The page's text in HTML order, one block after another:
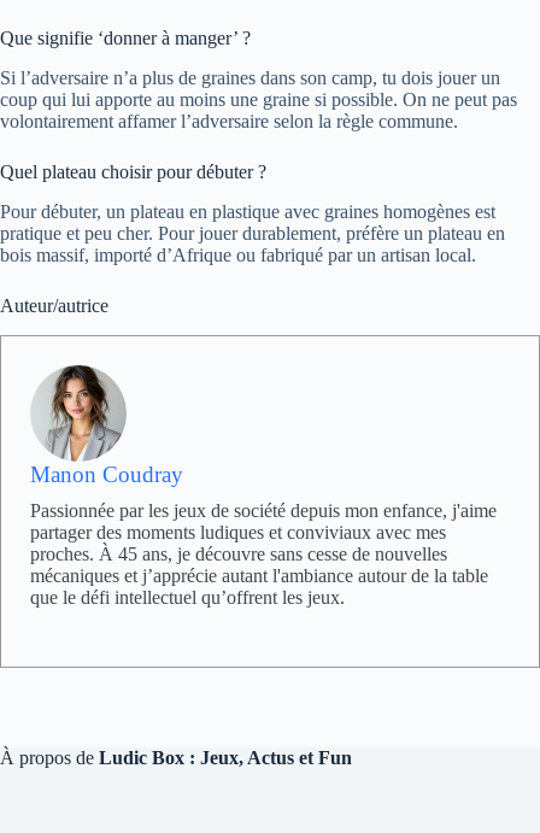
Que signifie ‘donner à manger’ ?
Si l’adversaire n’a plus de graines dans son camp, tu dois jouer un
coup qui lui apporte au moins une graine si possible. On ne peut pas
volontairement affamer l’adversaire selon la règle commune.
Quel plateau choisir pour débuter ?
Pour débuter, un plateau en plastique avec graines homogènes est
pratique et peu cher. Pour jouer durablement, préfère un plateau en
bois massif, importé d’Afrique ou fabriqué par un artisan local.
Auteur/autrice
Manon Coudray
Passionnée par les jeux de société depuis mon enfance, j'aime
partager des moments ludiques et conviviaux avec mes
proches. À 45 ans, je découvre sans cesse de nouvelles
mécaniques et j’apprécie autant l'ambiance autour de la table
que le défi intellectuel qu’offrent les jeux.
À propos de Ludic Box : Jeux, Actus et Fun